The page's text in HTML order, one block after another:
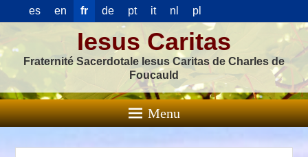
es en fr de pt it nl pl
Iesus Caritas
Fraternité Sacerdotale Iesus Caritas de Charles de
Foucauld
Menu